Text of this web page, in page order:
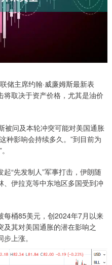
储主席约翰·威廉姆斯最新表
取决于资产价格，尤其是油价
被问及本轮冲突可能对美国通胀
种影响会持续多久。”到目前为
“先发制人”军事打击，伊朗随
、伊拉克等中东地区多国受到冲
每桶85美元，创2024年7月以来
其对美国通胀的潜在影响之
上涨。